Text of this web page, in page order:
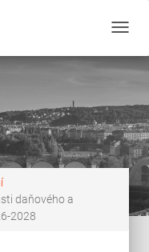
daňového a
2028